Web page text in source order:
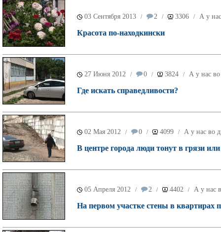
03 Сентября 2013 / 2 / 3306 / А у
Красота по-находкински
27 Июня 2012 / 0 / 3824 / А у нас во
Где искать справедливости?
02 Мая 2012 / 0 / 4099 / А у нас во
В центре города люди тонут в грязи
05 Апреля 2012 / 2 / 4402 / А у нас
На первом участке стены в квартирах